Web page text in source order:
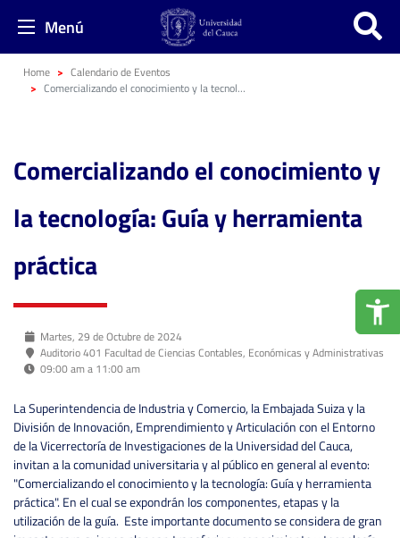
Menú
Home
Calendario de Eventos
Comercializando el conocimiento y la tecnología: Guía y herramienta práctica
Comercializando el conocimiento y
la tecnología: Guía y herramienta
práctica
Martes, 29 de Octubre de 2024
Auditorio 401 Facultad de Ciencias Contables, Económicas y Administrativas
09:00 am a 11:00 am
La Superintendencia de Industria y Comercio, la Embajada Suiza y la
División de Innovación, Emprendimiento y Articulación con el Entorno
de la Vicerrectoría de Investigaciones de la Universidad del Cauca,
invitan a la comunidad universitaria y al público en general al evento:
"Comercializando el conocimiento y la tecnología: Guía y herramienta
práctica". En el cual se expondrán los componentes, etapas y la
utilización de la guía. Este importante documento se considera de gran